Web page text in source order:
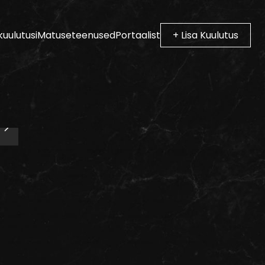
MatuseteenusedPortaalist + Lisa Kuulutus